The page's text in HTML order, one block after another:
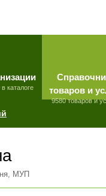
каталоге
товаров и
9580 товаров и
МУП